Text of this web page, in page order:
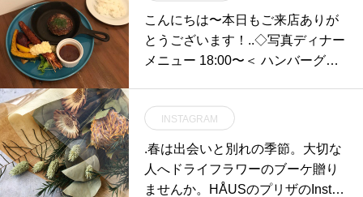
ック×レッドの特別カラーになっ
ています。ブリーフィング初のサ
ングラスケースが付属し、特別感
ります。是非お早めにご覧くださ
い！#haus_matsue #haus_megan
e #EYEVOL#BRIEFING#アイヴォ
ル#ブリーフィング
こんにちは〜本日もご来店ありが
とうございます！..◇写真ディナー
メニュー 18:00〜＜ ハンバーグ特
用。大粒で食べ応えのあるミンチ
肉を4日間かけてじっくり仕込ん
だ、味わい深い特製デミグラスソ
ースをかけてお召し上がりくださ
INSTAGRAM
.春は出会いと別れの季節。大切な
人へドライフラワーのブーケ贈り
ませんか。HÅUSのプリザのInsta